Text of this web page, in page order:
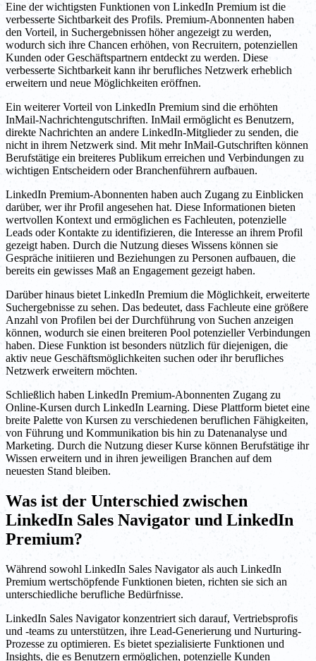
Eine der wichtigsten Funktionen von LinkedIn Premium ist die
verbesserte Sichtbarkeit des Profils. Premium-Abonnenten haben
den Vorteil, in Suchergebnissen höher angezeigt zu werden,
wodurch sich ihre Chancen erhöhen, von Recruitern, potenziellen
Kunden oder Geschäftspartnern entdeckt zu werden. Diese
verbesserte Sichtbarkeit kann ihr berufliches Netzwerk erheblich
erweitern und neue Möglichkeiten eröffnen.
Ein weiterer Vorteil von LinkedIn Premium sind die erhöhten
InMail-Nachrichtengutschriften. InMail ermöglicht es Benutzern,
direkte Nachrichten an andere LinkedIn-Mitglieder zu senden, die
nicht in ihrem Netzwerk sind. Mit mehr InMail-Gutschriften können
Berufstätige ein breiteres Publikum erreichen und Verbindungen zu
wichtigen Entscheidern oder Branchenführern aufbauen.
LinkedIn Premium-Abonnenten haben auch Zugang zu Einblicken
darüber, wer ihr Profil angesehen hat. Diese Informationen bieten
wertvollen Kontext und ermöglichen es Fachleuten, potenzielle
Leads oder Kontakte zu identifizieren, die Interesse an ihrem Profil
gezeigt haben. Durch die Nutzung dieses Wissens können sie
Gespräche initiieren und Beziehungen zu Personen aufbauen, die
bereits ein gewisses Maß an Engagement gezeigt haben.
Darüber hinaus bietet LinkedIn Premium die Möglichkeit, erweiterte
Suchergebnisse zu sehen. Das bedeutet, dass Fachleute eine größere
Anzahl von Profilen bei der Durchführung von Suchen anzeigen
können, wodurch sie einen breiteren Pool potenzieller Verbindungen
haben. Diese Funktion ist besonders nützlich für diejenigen, die
aktiv neue Geschäftsmöglichkeiten suchen oder ihr berufliches
Netzwerk erweitern möchten.
Schließlich haben LinkedIn Premium-Abonnenten Zugang zu
Online-Kursen durch LinkedIn Learning. Diese Plattform bietet eine
breite Palette von Kursen zu verschiedenen beruflichen Fähigkeiten,
von Führung und Kommunikation bis hin zu Datenanalyse und
Marketing. Durch die Nutzung dieser Kurse können Berufstätige ihr
Wissen erweitern und in ihren jeweiligen Branchen auf dem
neuesten Stand bleiben.
Was ist der Unterschied zwischen
LinkedIn Sales Navigator und LinkedIn
Premium?
Während sowohl LinkedIn Sales Navigator als auch LinkedIn
Premium wertschöpfende Funktionen bieten, richten sie sich an
unterschiedliche berufliche Bedürfnisse.
LinkedIn Sales Navigator konzentriert sich darauf, Vertriebsprofis
und -teams zu unterstützen, ihre Lead-Generierung und Nurturing-
Prozesse zu optimieren. Es bietet spezialisierte Funktionen und
Insights, die es Benutzern ermöglichen, potenzielle Kunden